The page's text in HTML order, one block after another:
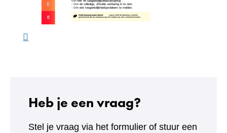
Heb je een vraag?
Stel je vraag via het formulier of stuur een